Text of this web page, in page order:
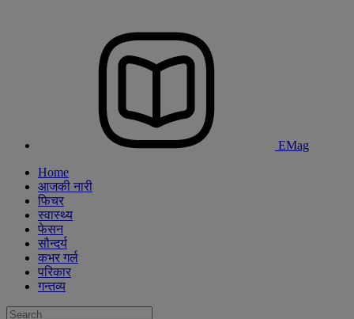
EMag
Home
आजकी नारी
फिचर
स्वास्थ्य
फेसन
सौन्दर्य
कभर गर्ल
परिकार
गन्तव्य